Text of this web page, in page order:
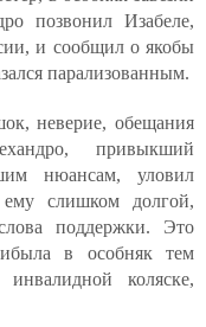
позвонил Изабеле,
и сообщил о якобы
парализованным.
неверие, обещания
привыкший
нюансам, уловил
ему слишком долгой,
поддержки. Это
в особняк тем
коляске,